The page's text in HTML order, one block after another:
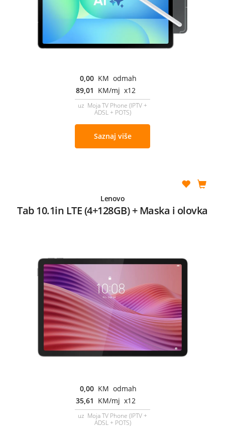
0,00 KM odmah
89,01 KM/mj x12
uz Moja TV Phone (IPTV +
ADSL + POTS)
Saznaj više
Lenovo
Tab 10.1in LTE (4+128GB) + Maska i olovka
0,00 KM odmah
35,61 KM/mj x12
uz Moja TV Phone (IPTV +
ADSL + POTS)